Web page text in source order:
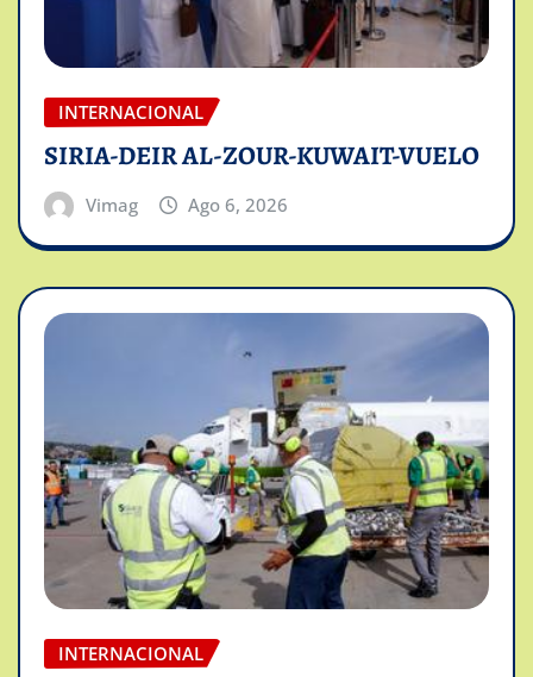
INTERNACIONAL
SIRIA-DEIR AL-ZOUR-KUWAIT-VUELO
Vimag Ago 6, 2026
INTERNACIONAL